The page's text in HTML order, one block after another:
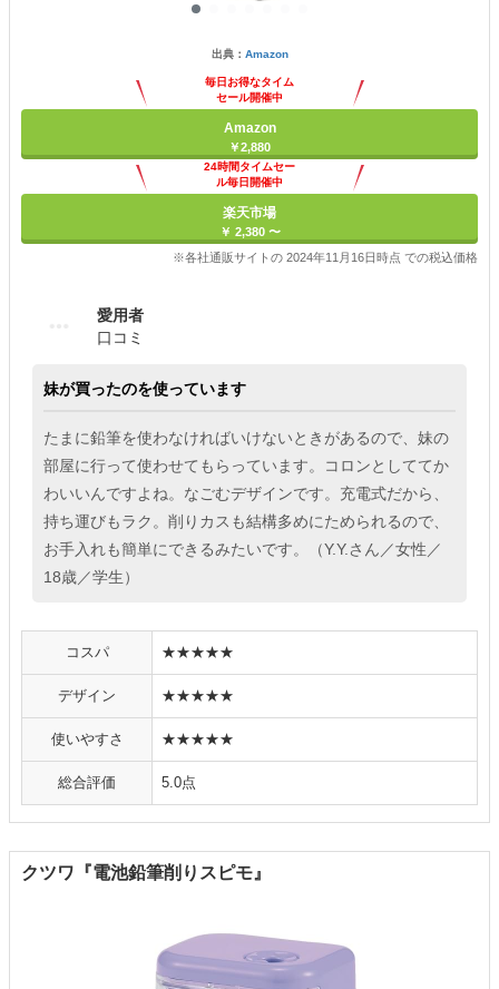
出典： Amazon
毎日お得なタイム
セール開催中
Amazon
￥2,880
24時間タイムセー
ル毎日開催中
楽天市場
￥ 2,380 〜
※各社通販サイトの 2024年11月16日時点 での税込価格
愛用者
口コミ
妹が買ったのを使っています
たまに鉛筆を使わなければいけないときがあるので、妹の
部屋に行って使わせてもらっています。コロンとしててか
わいいんですよね。なごむデザインです。充電式だから、
持ち運びもラク。削りカスも結構多めにためられるので、
お手入れも簡単にできるみたいです。（Y.Y.さん／女性／
18歳／学生）
コスパ ★★★★★
デザイン ★★★★★
使いやすさ ★★★★★
総合評価 5.0点
クツワ『電池鉛筆削りスピモ』